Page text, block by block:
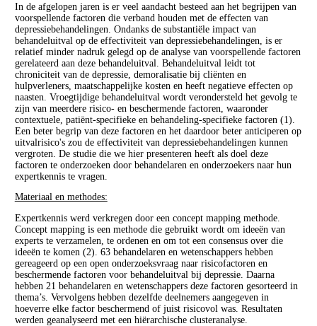
In de afgelopen jaren is er veel aandacht besteed aan het begrijpen van
voorspellende factoren die verband houden met de effecten van
depressiebehandelingen. Ondanks de substantiële impact van
behandeluitval op de effectiviteit van depressiebehandelingen, is er
relatief minder nadruk gelegd op de analyse van voorspellende factoren
gerelateerd aan deze behandeluitval. Behandeluitval leidt tot
chroniciteit van de depressie, demoralisatie bij cliënten en
hulpverleners, maatschappelijke kosten en heeft negatieve effecten op
naasten. Vroegtijdige behandeluitval wordt verondersteld het gevolg te
zijn van meerdere risico- en beschermende factoren, waaronder
contextuele, patiënt-specifieke en behandeling-specifieke factoren (1).
Een beter begrip van deze factoren en het daardoor beter anticiperen op
uitvalrisico's zou de effectiviteit van depressiebehandelingen kunnen
vergroten. De studie die we hier presenteren heeft als doel deze
factoren te onderzoeken door behandelaren en onderzoekers naar hun
expertkennis te vragen.
Materiaal en methodes:
Expertkennis werd verkregen door een concept mapping methode.
Concept mapping is een methode die gebruikt wordt om ideeën van
experts te verzamelen, te ordenen en om tot een consensus over die
ideeën te komen (2). 63 behandelaren en wetenschappers hebben
gereageerd op een open onderzoeksvraag naar risicofactoren en
beschermende factoren voor behandeluitval bij depressie. Daarna
hebben 21 behandelaren en wetenschappers deze factoren gesorteerd in
thema’s. Vervolgens hebben dezelfde deelnemers aangegeven in
hoeverre elke factor beschermend of juist risicovol was. Resultaten
werden geanalyseerd met een hiërarchische clusteranalyse.